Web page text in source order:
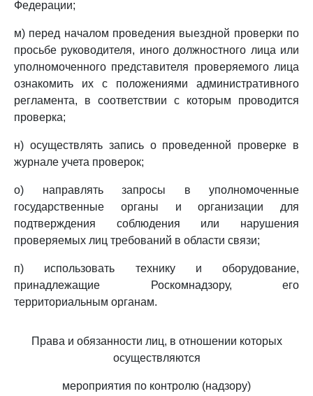
Федерации;
м) перед началом проведения выездной проверки по
просьбе руководителя, иного должностного лица или
уполномоченного представителя проверяемого лица
ознакомить их с положениями административного
регламента, в соответствии с которым проводится
проверка;
н) осуществлять запись о проведенной проверке в
журнале учета проверок;
о) направлять запросы в уполномоченные
государственные органы и организации для
подтверждения соблюдения или нарушения
проверяемых лиц требований в области связи;
п) использовать технику и оборудование,
принадлежащие Роскомнадзору, его
территориальным органам.
Права и обязанности лиц, в отношении которых
осуществляются
мероприятия по контролю (надзору)